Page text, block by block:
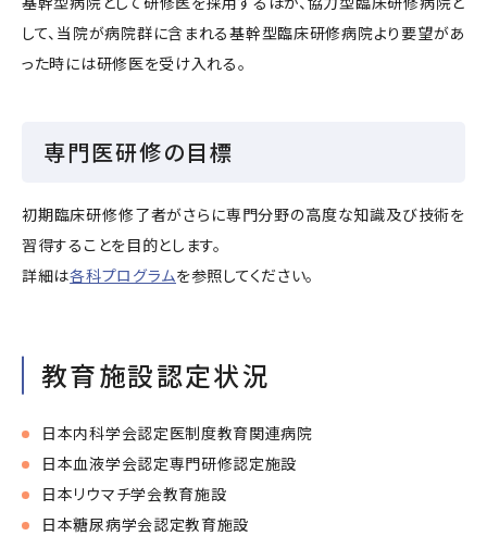
して、当院が病院群に含まれる基幹型臨床研修病院より要望があ
った時には研修医を受け入れる。
専門医研修の目標
初期臨床研修修了者がさらに専門分野の高度な知識及び技術を
習得することを目的とします。
詳細は各科プログラムを参照してください。
教育施設認定状況
日本内科学会認定医制度教育関連病院
日本血液学会認定専門研修認定施設
日本リウマチ学会教育施設
日本糖尿病学会認定教育施設